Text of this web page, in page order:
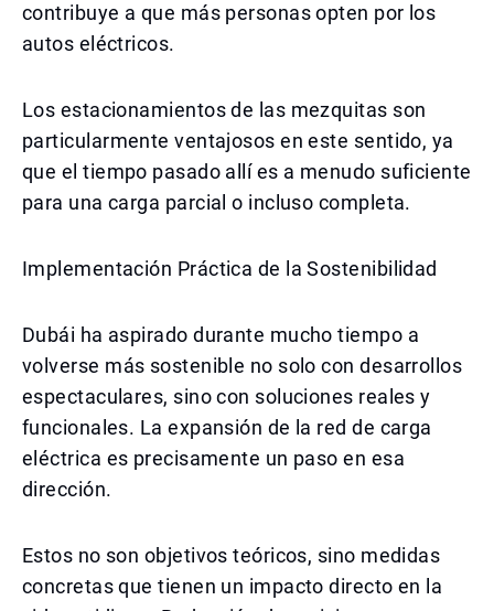
contribuye a que más personas opten por los
autos eléctricos.
Los estacionamientos de las mezquitas son
particularmente ventajosos en este sentido, ya
que el tiempo pasado allí es a menudo suficiente
para una carga parcial o incluso completa.
Implementación Práctica de la Sostenibilidad
Dubái ha aspirado durante mucho tiempo a
volverse más sostenible no solo con desarrollos
espectaculares, sino con soluciones reales y
funcionales. La expansión de la red de carga
eléctrica es precisamente un paso en esa
dirección.
Estos no son objetivos teóricos, sino medidas
concretas que tienen un impacto directo en la